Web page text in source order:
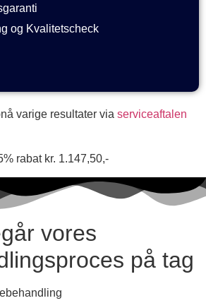
og Kvalitetscheck
varige resultater via serviceaftalen
rabat kr. 1.147,50,-
vores
på tag